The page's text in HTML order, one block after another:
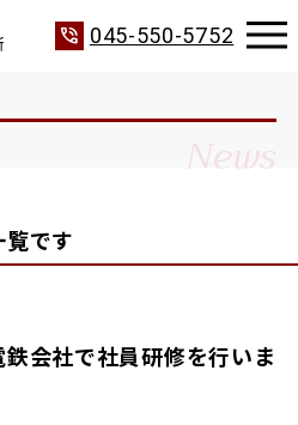
phone_in_talk 045-550-5752
News
です
会社で社員研修を行いま